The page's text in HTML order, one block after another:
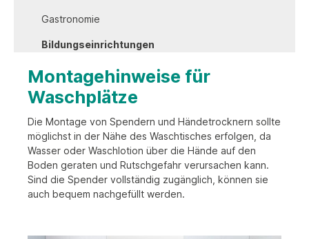
Gastronomie
Bildungseinrichtungen
Probleme vor Ort
Was sagt der Gesetzgeber?
Montagehinweise
Kindereinrichtungen
Einbauprodukte
Badebetriebe & Wellness-Bereiche
Montagehinweise für
Waschplätze
Die Montage von Spendern und Händetrocknern sollte
möglichst in der Nähe des Waschtisches erfolgen, da
Wasser oder Waschlotion über die Hände auf den
Boden geraten und Rutschgefahr verursachen kann.
Sind die Spender vollständig zugänglich, können sie
auch bequem nachgefüllt werden.